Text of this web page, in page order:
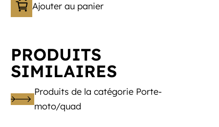
Ajouter au panier
PRODUITS
SIMILAIRES
Produits de la catégorie Porte-
moto/quad